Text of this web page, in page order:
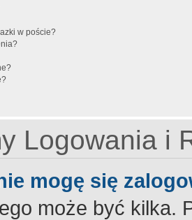
w poście?
Logowania i
mogę się
może być kilka.